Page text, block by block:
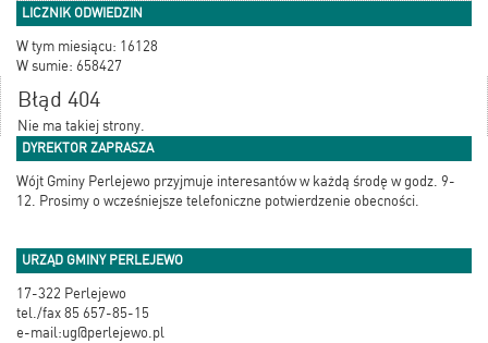
LICZNIK ODWIEDZIN
W tym miesiącu: 16128
W sumie: 658427
Błąd 404
Nie ma takiej strony.
DYREKTOR ZAPRASZA
Wójt Gminy Perlejewo przyjmuje interesantów w każdą środę w godz. 9-
12. Prosimy o wcześniejsze telefoniczne potwierdzenie obecności.
URZĄD GMINY PERLEJEWO
17-322 Perlejewo
tel./fax 85 657-85-15
e-mail:ug@perlejewo.pl